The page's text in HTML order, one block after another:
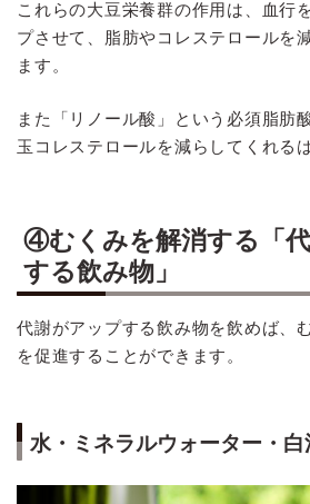
これらの大豆栄養群の作用は、血行
プさせて、脂肪やコレステロールを
ます。
また「リノール酸」という必須脂肪
玉コレステロールを減らしてくれる
④むくみを解消する「
する飲み物」
代謝がアップする飲み物を飲めば、
を促進することができます。
水・ミネラルウォーター・白